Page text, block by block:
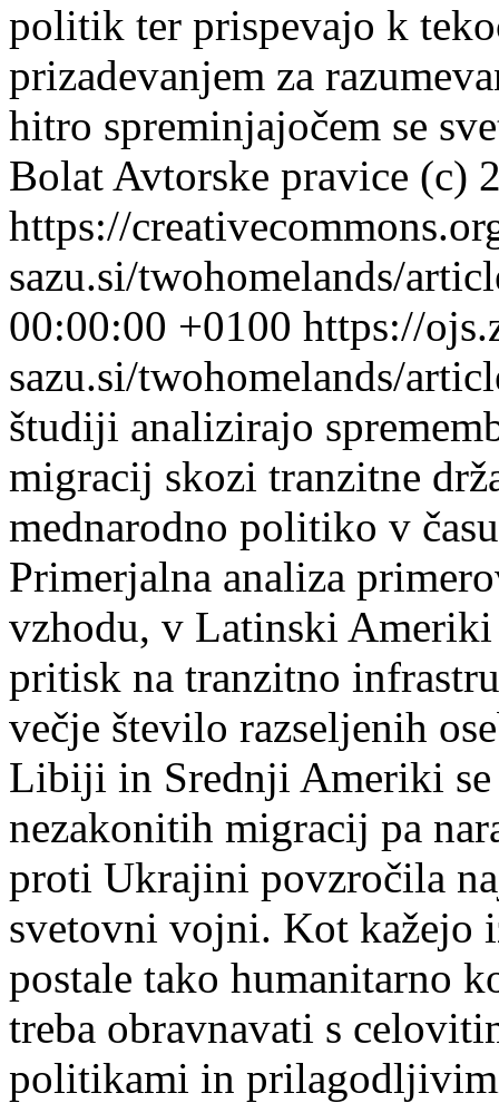
politik ter prispevajo k
prizadevanjem za
hitro spreminjajočem se
Bolat Avtorske pravice (c)
https://
sazu.si/twohomelands/
00:00:00 +0100 https://
sazu.si/twohomelands/
študiji analizirajo
migracij skozi tranzitne
mednarodno politiko v
Primerjalna analiza
vzhodu, v Latinski
pritisk na tranzitno
večje število razseljenih
Libiji in Srednji Ameriki
nezakonitih migracij pa
proti Ukrajini povzročila
svetovni vojni. Kot kažejo
postale tako humanitarno
treba obravnavati s
politikami in